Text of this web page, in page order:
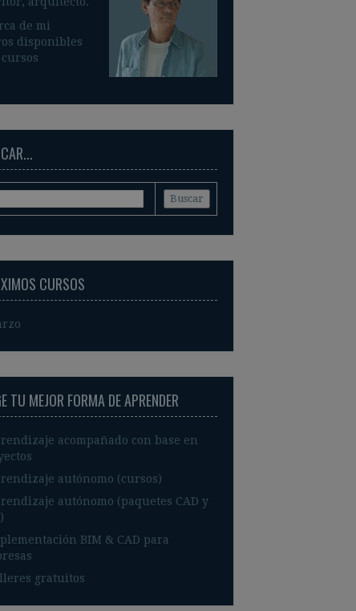
de mi
disponibles
CURSOS
TU MEJOR FORMA DE APRENDER
acompañado con base en
autónomo (cursos)
autónomo (paquetes CAD y
BIM & CAD para
gratuitos